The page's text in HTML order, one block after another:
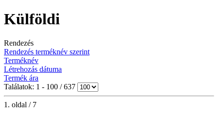
Külföldi
Rendezés
Rendezés terméknév szerint
Terméknév
Létrehozás dátuma
Termék ára
Találatok: 1 - 100 / 637
1. oldal / 7